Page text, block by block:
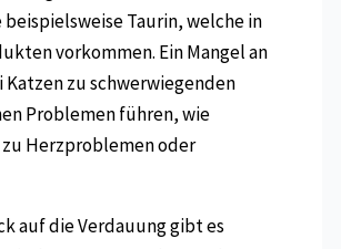
Taurin, welche in
vorkommen. Ein Mangel an
Katzen zu schwerwiegenden
Problemen führen, wie
Herzproblemen oder
auf die Verdauung gibt es